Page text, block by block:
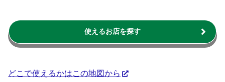
使えるお店を探す
どこで使えるかはこの地図から